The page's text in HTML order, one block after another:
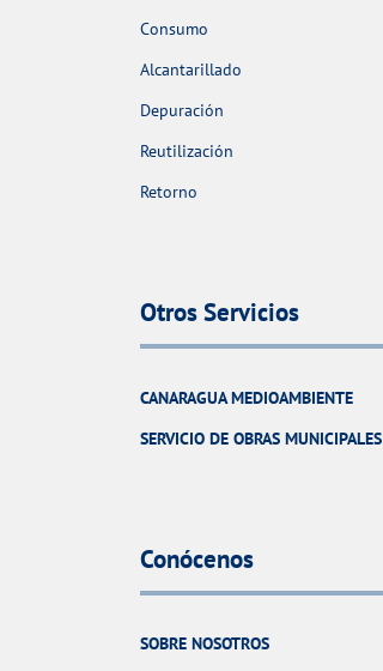
Consumo
Alcantarillado
Depuración
Reutilización
Retorno
Otros Servicios
CANARAGUA MEDIOAMBIENTE
SERVICIO DE OBRAS MUNICIPALES
Conócenos
SOBRE NOSOTROS